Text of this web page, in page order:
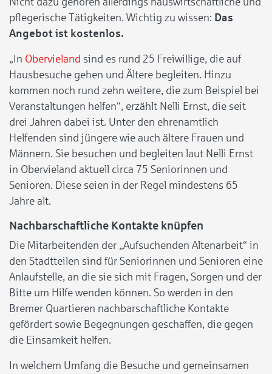
pflegerische Tätigkeiten. Wichtig zu wissen: Das
Angebot ist kostenlos.
„In Obervieland sind es rund 25 Freiwillige, die auf
Hausbesuche gehen und Ältere begleiten. Hinzu
kommen noch rund zehn weitere, die zum Beispiel bei
Veranstaltungen helfen“, erzählt Nelli Ernst, die seit
drei Jahren dabei ist. Unter den ehrenamtlich
Helfenden sind jüngere wie auch ältere Frauen und
Männern. Sie besuchen und begleiten laut Nelli Ernst
in Obervieland aktuell circa 75 Seniorinnen und
Senioren. Diese seien in der Regel mindestens 65
Jahre alt.
Nachbarschaftliche Kontakte knüpfen
Die Mitarbeitenden der „Aufsuchenden Altenarbeit“ in
den Stadtteilen sind für Seniorinnen und Senioren eine
Anlaufstelle, an die sie sich mit Fragen, Sorgen und der
Bitte um Hilfe wenden können. So werden in den
Bremer Quartieren nachbarschaftliche Kontakte
gefördert sowie Begegnungen geschaffen, die gegen
die Einsamkeit helfen.
In welchem Umfang die Besuche und gemeinsamen